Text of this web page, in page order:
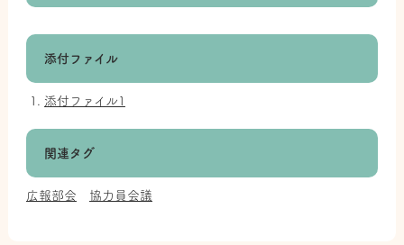
添付ファイル
添付ファイル1
関連タグ
広報部会 協力員会議